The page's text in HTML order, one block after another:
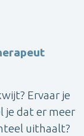
Ervaar je
je dat er meer
uithaalt?